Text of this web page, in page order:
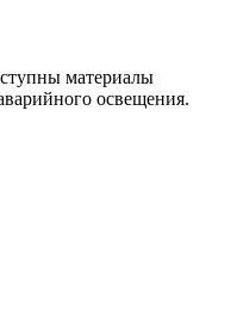
материалы
освещения.